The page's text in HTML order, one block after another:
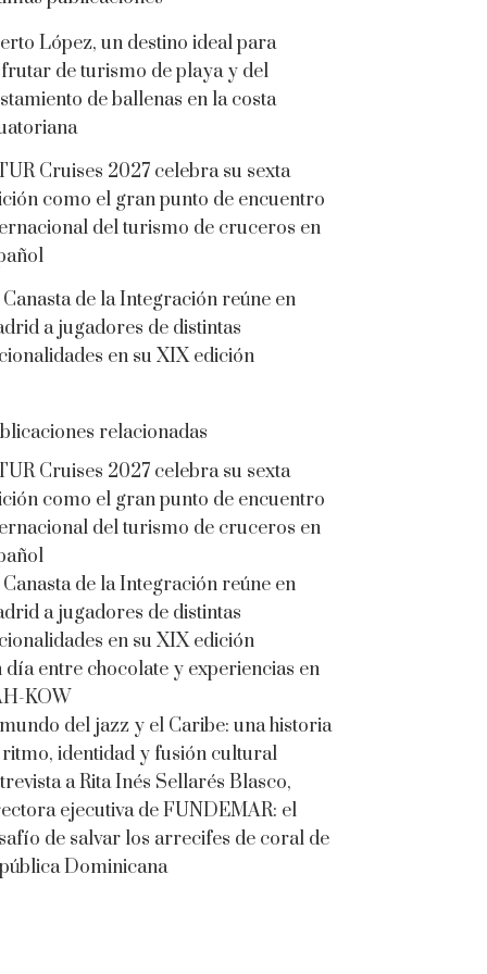
López, un destino ideal para
de turismo de playa y del
de ballenas en la costa
Cruises 2027 celebra su sexta
como el gran punto de encuentro
del turismo de cruceros en
de la Integración reúne en
a jugadores de distintas
en su XIX edición
relacionadas
Cruises 2027 celebra su sexta
como el gran punto de encuentro
del turismo de cruceros en
de la Integración reúne en
a jugadores de distintas
en su XIX edición
día entre chocolate y experiencias en
KOW
del jazz y el Caribe: una historia
ritmo, identidad y fusión cultural
a Rita Inés Sellarés Blasco,
ejecutiva de FUNDEMAR: el
de salvar los arrecifes de coral de
Dominicana